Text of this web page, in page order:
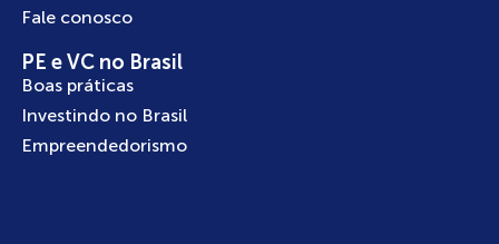
Fale conosco
PE e VC no Brasil
Boas práticas
Investindo no Brasil
Empreendedorismo